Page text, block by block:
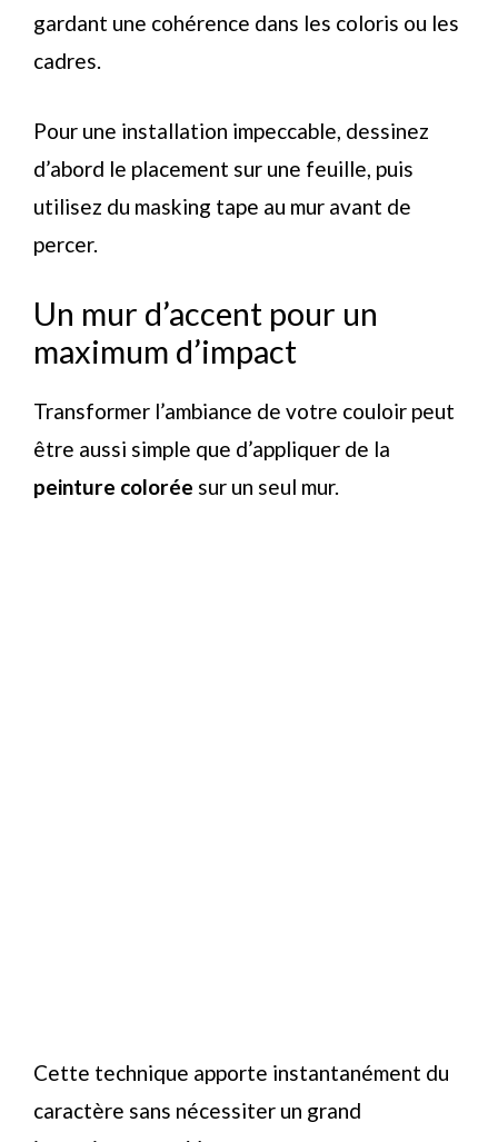
gardant une cohérence dans les coloris ou les
cadres.
Pour une installation impeccable, dessinez
d’abord le placement sur une feuille, puis
utilisez du masking tape au mur avant de
percer.
Un mur d’accent pour un
maximum d’impact
Transformer l’ambiance de votre couloir peut
être aussi simple que d’appliquer de la
peinture colorée sur un seul mur.
Cette technique apporte instantanément du
caractère sans nécessiter un grand